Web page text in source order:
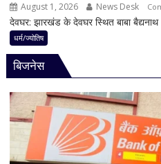
August 1, 2026 News Desk
देवघर: झारखंड के देवघर स्थित बाबा
धर्म/ज्योतिष
बिजनेस